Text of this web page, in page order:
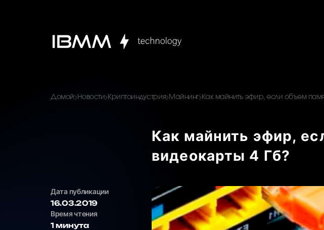
Домой Новости Криптоиндустрия Майнинг Как майнить эфир, если объем
Как майнить эфир,
видеокарты 4 Гб?
Дата публикации
16.03.2019
Время чтения
1 минута